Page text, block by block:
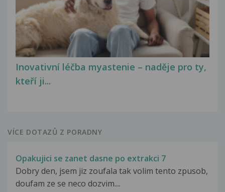
Inovativní léčba myastenie – naděje pro ty,
kteří ji...
VÍCE DOTAZŮ Z PORADNY
Opakujici se zanet dasne po extrakci 7
Dobry den, jsem jiz zoufala tak volim tento zpusob,
doufam ze se neco dozvim....